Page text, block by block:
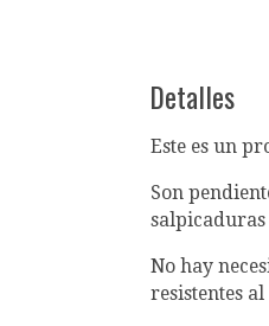
Detalles
Este es un
Son
salpicaduras
No hay
resistentes al